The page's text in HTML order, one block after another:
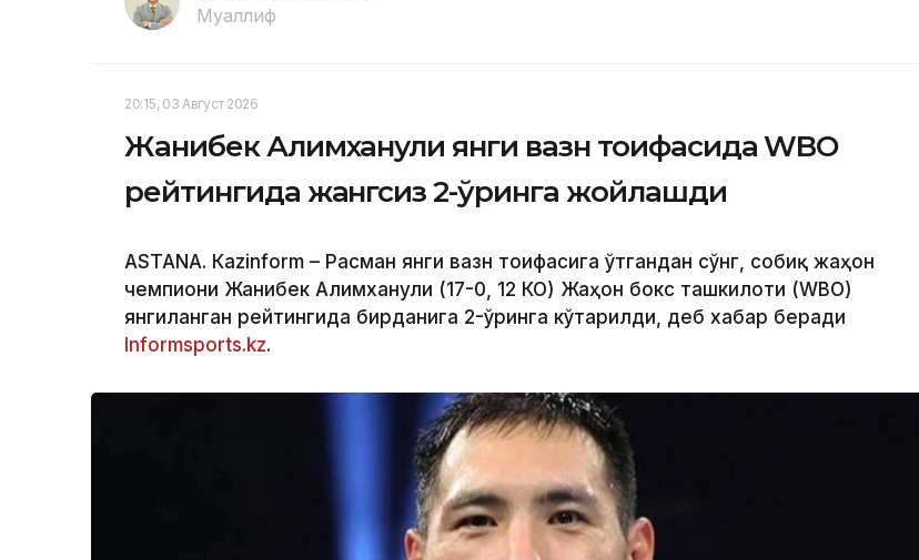
Муаллиф
20:15, 03 Август 2026
Жанибек Алимханули янги вазн тоифасида WBO
рейтингида жангсиз 2-ўринга жойлашди
ASTANА. Кazinform – Расман янги вазн тоифасига ўтгандан сўнг, собиқ жаҳон
чемпиони Жанибек Алимханули (17-0, 12 КО) Жаҳон бокс ташкилоти (WBО)
янгиланган рейтингида бирданига 2-ўринга кўтарилди, деб хабар беради
Informsports.kz.